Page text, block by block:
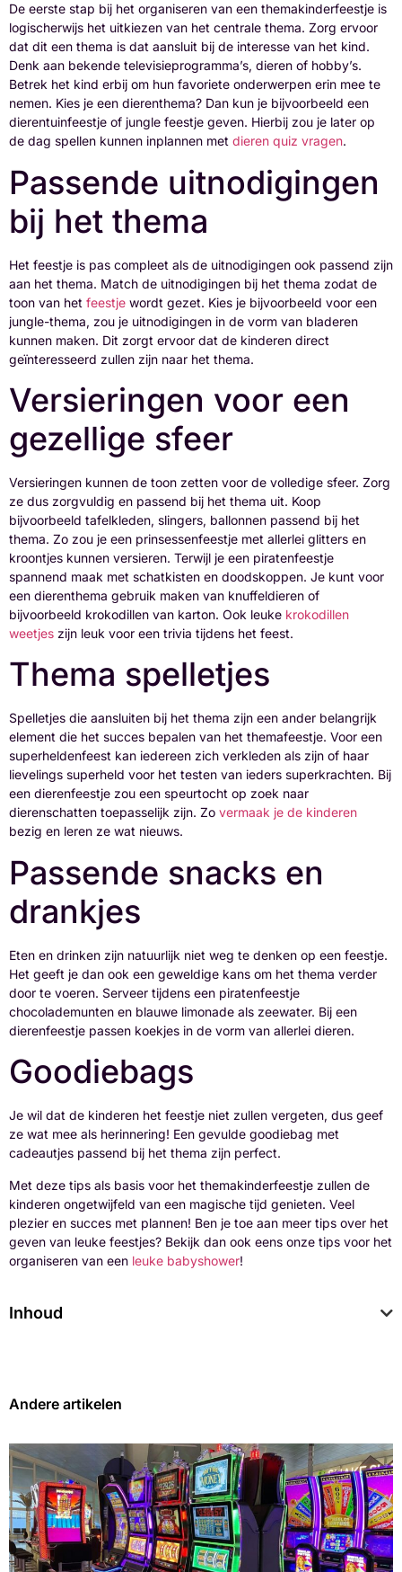
De eerste stap bij het organiseren van een themakinderfeestje is
logischerwijs het uitkiezen van het centrale thema. Zorg ervoor
dat dit een thema is dat aansluit bij de interesse van het kind.
Denk aan bekende televisieprogramma’s, dieren of hobby’s.
Betrek het kind erbij om hun favoriete onderwerpen erin mee te
nemen. Kies je een dierenthema? Dan kun je bijvoorbeeld een
dierentuinfeestje of jungle feestje geven. Hierbij zou je later op
de dag spellen kunnen inplannen met dieren quiz vragen.
Passende uitnodigingen
bij het thema
Het feestje is pas compleet als de uitnodigingen ook passend zijn
aan het thema. Match de uitnodigingen bij het thema zodat de
toon van het feestje wordt gezet. Kies je bijvoorbeeld voor een
jungle-thema, zou je uitnodigingen in de vorm van bladeren
kunnen maken. Dit zorgt ervoor dat de kinderen direct
geïnteresseerd zullen zijn naar het thema.
Versieringen voor een
gezellige sfeer
Versieringen kunnen de toon zetten voor de volledige sfeer. Zorg
ze dus zorgvuldig en passend bij het thema uit. Koop
bijvoorbeeld tafelkleden, slingers, ballonnen passend bij het
thema. Zo zou je een prinsessenfeestje met allerlei glitters en
kroontjes kunnen versieren. Terwijl je een piratenfeestje
spannend maak met schatkisten en doodskoppen. Je kunt voor
een dierenthema gebruik maken van knuffeldieren of
bijvoorbeeld krokodillen van karton. Ook leuke krokodillen
weetjes zijn leuk voor een trivia tijdens het feest.
Thema spelletjes
Spelletjes die aansluiten bij het thema zijn een ander belangrijk
element die het succes bepalen van het themafeestje. Voor een
superheldenfeest kan iedereen zich verkleden als zijn of haar
lievelings superheld voor het testen van ieders superkrachten. Bij
een dierenfeestje zou een speurtocht op zoek naar
dierenschatten toepasselijk zijn. Zo vermaak je de kinderen
bezig en leren ze wat nieuws.
Passende snacks en
drankjes
Eten en drinken zijn natuurlijk niet weg te denken op een feestje.
Het geeft je dan ook een geweldige kans om het thema verder
door te voeren. Serveer tijdens een piratenfeestje
chocolademunten en blauwe limonade als zeewater. Bij een
dierenfeestje passen koekjes in de vorm van allerlei dieren.
Goodiebags
Je wil dat de kinderen het feestje niet zullen vergeten, dus geef
ze wat mee als herinnering! Een gevulde goodiebag met
cadeautjes passend bij het thema zijn perfect.
Met deze tips als basis voor het themakinderfeestje zullen de
kinderen ongetwijfeld van een magische tijd genieten. Veel
plezier en succes met plannen! Ben je toe aan meer tips over het
geven van leuke feestjes? Bekijk dan ook eens onze tips voor het
organiseren van een leuke babyshower!
Inhoud
Andere artikelen